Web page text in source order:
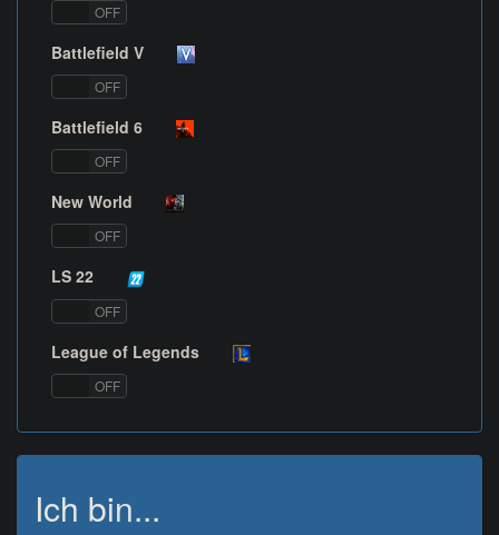
OFF
Battlefield V
OFF
Battlefield 6
OFF
New World
OFF
LS 22
OFF
League of Legends
OFF
Ich bin...